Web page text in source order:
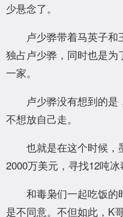
少悬念了。
卢少骅带着马英子
独占卢少骅，同时也是
一家。
卢少骅没有想到的
不想放自己走。
也就是在这个时候，
2000万美元，寻找12吨冰
和毒枭们一起吃饭的
是不同意。不但如此，K